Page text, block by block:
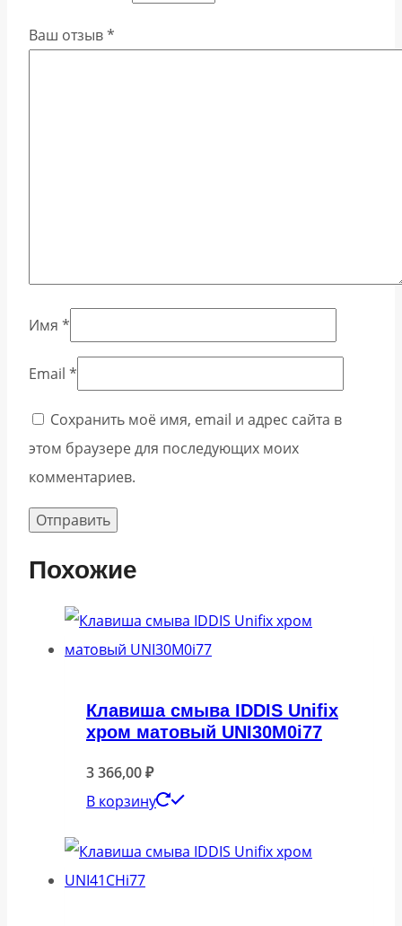
Ваш отзыв*
Имя *
Email *
Сохранить моё имя, email и адрес сайта в
этом браузере для последующих моих
комментариев.
Похожие
Клавиша смыва IDDIS Unifix
хром матовый UNI30M0i77
3 366,00₽
В корзину